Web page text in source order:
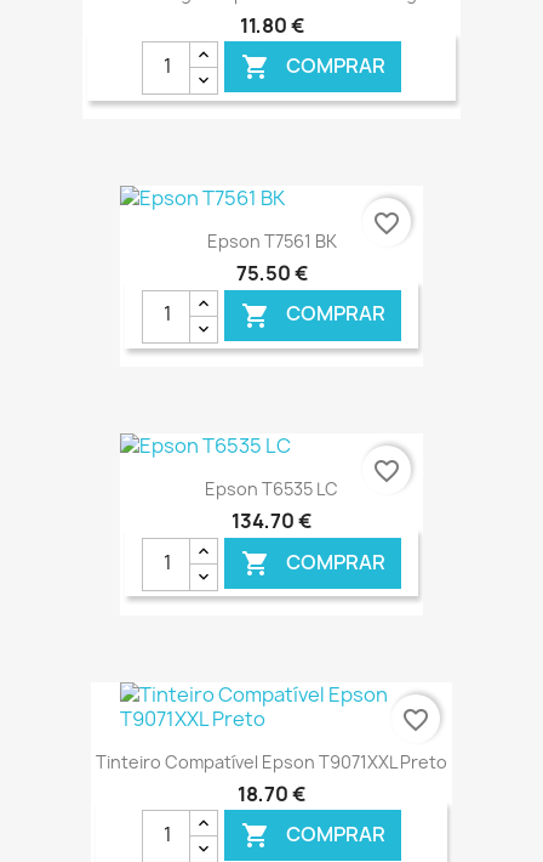
11,80 €
 COMPRAR
Epson T7561 BK
75,50 €
 COMPRAR
€ ONLINE
favorite_border
Epson T6535 LC
134,70 €
 COMPRAR
€ ONLINE
favorite_border
Tinteiro Compatível Epson T9071XXL Preto
18,70 €
 COMPRAR
favorite_border